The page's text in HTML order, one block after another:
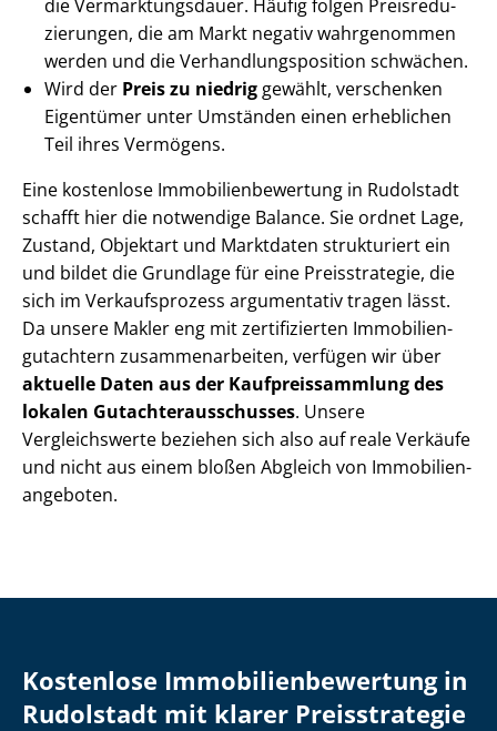
die Ver­mark­tungs­dau­er. Häufig folgen Preis­re­du­
zie­run­gen, die am Markt negativ wahrgenommen
werden und die Ver­hand­lungs­po­si­ti­on schwächen.
Wird der Preis zu niedrig gewählt, verschenken
Eigentümer unter Umständen einen erheblichen
Teil ihres Vermögens.
Eine kostenlose Im­mo­bi­li­en­be­wer­tung in Rudolstadt
schafft hier die notwendige Balance. Sie ordnet Lage,
Zustand, Objektart und Marktdaten strukturiert ein
und bildet die Grundlage für eine Preisstrategie, die
sich im Verkaufsprozess argumentativ tragen lässt.
Da unsere Makler eng mit zertifizierten Im­mo­bi­li­en­
gut­ach­tern zu­sam­men­ar­bei­ten, verfügen wir über
aktuelle Daten aus der Kauf­preis­samm­lung des
lokalen Gut­ach­ter­aus­schus­ses. Unsere
Vergleichswerte beziehen sich also auf reale Verkäufe
und nicht aus einem bloßen Abgleich von Im­mo­bi­li­en­
an­ge­bo­ten.
Kostenlose Im­mo­bi­li­en­be­wer­tung in
Rudolstadt mit klarer Preisstrategie